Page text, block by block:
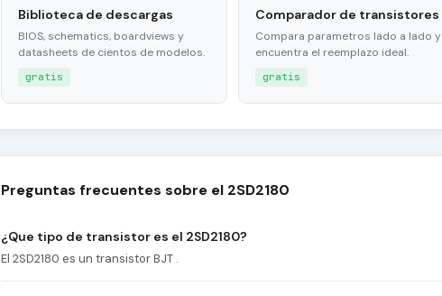
Biblioteca de descargas
BIOS, schematics, boardviews y
datasheets de cientos de modelos.
gratis
Comparador de transistores
Compara parametros lado a lado y
encuentra el reemplazo ideal.
gratis
Preguntas frecuentes sobre el 2SD2180
¿Que tipo de transistor es el 2SD2180?
El 2SD2180 es un transistor BJT .